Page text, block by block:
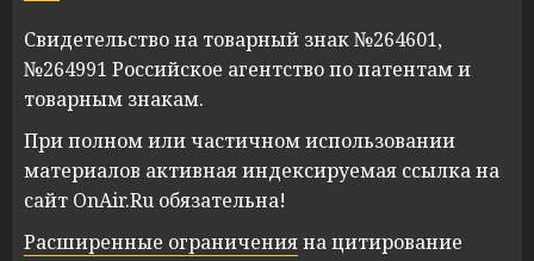
Свидетельство на товарный знак №264601,
№264991 Российское агентство по патентам и
товарным знакам.
При полном или частичном использовании
материалов активная индексируемая ссылка на
сайт OnAir.Ru обязательна!
Расширенные ограниченияна цитирование